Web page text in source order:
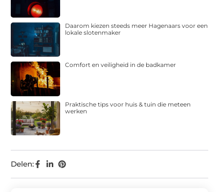
Delen:
Daarom kiezen steeds meer Hagenaars voor een
lokale slotenmaker
Comfort en veiligheid in de badkamer
Praktische tips voor huis & tuin die meteen
werken